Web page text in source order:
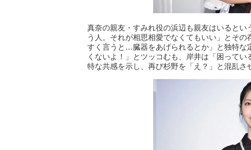
真奈の親友・すみれ役の浜辺も親友はいると
う人。それが相思相愛でなくてもいい」とそ
すく言うと…臓器をあげられるとか」と独特な
くないよ！」とツッコむも、岸井は「困って
特な共感を示し、再び杉野を「え？」と混乱さ